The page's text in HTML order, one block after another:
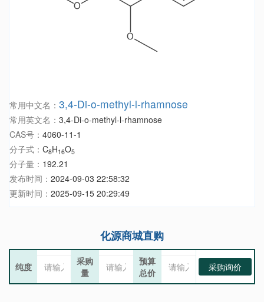
常用中文名： 3,4-Di-o-methyl-l-rhamnose
常用英文名： 3,4-Di-o-methyl-l-rhamnose
CAS号： 4060-11-1
分子式： C8H16O5
分子量： 192.21
发布时间： 2024-09-03 22:58:32
更新时间： 2025-09-15 20:29:49
化源商城直购
纯度
采购
量
预算
总价
采购询价